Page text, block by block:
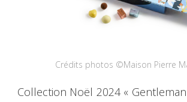
Crédits photos ©Maison Pierre
Collection Noël 2024 «